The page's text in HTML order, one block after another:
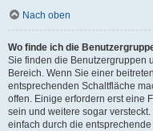
Nach oben
Wo finde ich die
Sie finden die Benutzergruppen
Bereich. Wenn Sie einer
entsprechenden Schaltfläche
offen. Einige erfordern erst eine
sein und weitere sogar
einfach durch die